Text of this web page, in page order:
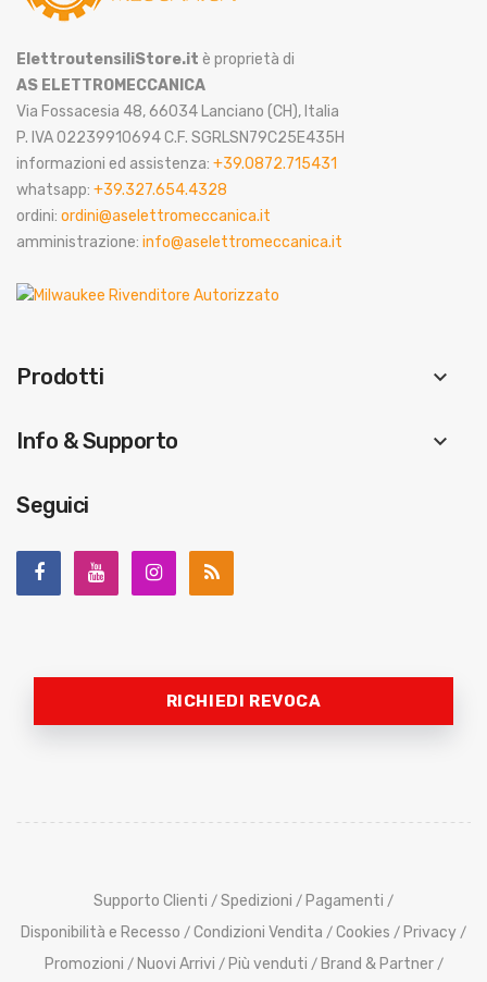
ElettroutensiliStore.it è proprietà di
AS ELETTROMECCANICA
Via Fossacesia 48, 66034 Lanciano (CH), Italia
P. IVA 02239910694 C.F. SGRLSN79C25E435H
informazioni ed assistenza: +39.0872.715431
whatsapp: +39.327.654.4328
ordini: ordini@aselettromeccanica.it
amministrazione: info@aselettromeccanica.it
Prodotti keyboard_arrow_down
Info & Supporto keyboard_arrow_down
Seguici
RICHIEDI REVOCA
Supporto Clienti / Spedizioni / Pagamenti /
Disponibilità e Recesso / Condizioni Vendita / Cookies / Privacy /
Promozioni / Nuovi Arrivi / Più venduti / Brand & Partner /